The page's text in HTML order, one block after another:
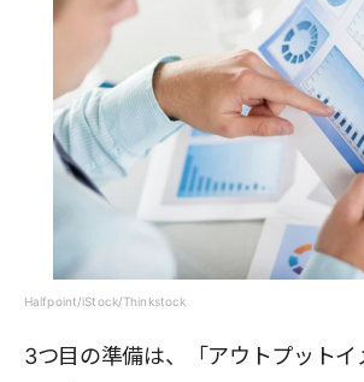
Halfpoint/iStock/Thinkstock
3つ目の準備は、「アウトプットイ